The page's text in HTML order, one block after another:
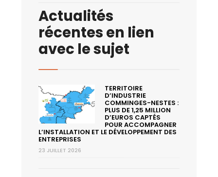
Actualités
récentes en lien
avec le sujet
TERRITOIRE
D’INDUSTRIE
COMMINGES-NESTES :
PLUS DE 1,25 MILLION
D’EUROS CAPTÉS
POUR ACCOMPAGNER
L’INSTALLATION ET LE DÉVELOPPEMENT DES
ENTREPRISES
23 JUILLET 2026